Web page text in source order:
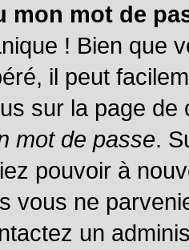
mon mot de
! Bien que
il peut
sur la page
mot de passe.
pouvoir à
vous ne
un